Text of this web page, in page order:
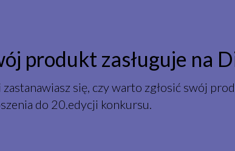
produkt zasługuje na
zastanawiasz się, czy warto zgłosić swój
do 20.edycji konkursu.